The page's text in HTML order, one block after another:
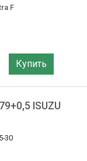
F
Купить
ISUZU
30